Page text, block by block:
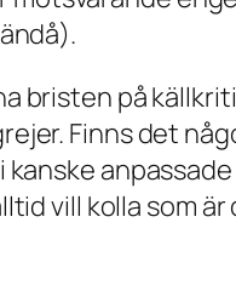
bristen på
Finns det
vill kolla som